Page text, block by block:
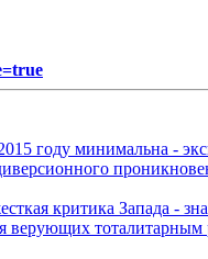
году минимальна -
критика Запада -
верующих